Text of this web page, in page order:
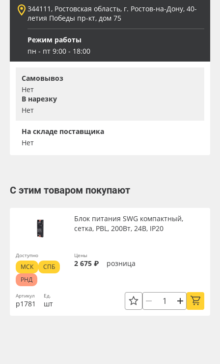
344111, Ростовская область, г. Ростов-на-Дону, 40-
летия Победы пр-кт, дом 75
Режим работы
пн - пт 9:00 - 18:00
Самовывоз
Нет
В нарезку
Нет
На складе поставщика
Нет
С этим товаром покупают
Артикул
р1781
Блок питания SWG компактный,
сетка, PBL, 200Вт, 24В, IP20
Ед.
шт
Цены
2 675 ₽ розница
Доступно
МСК
СПБ
РНД